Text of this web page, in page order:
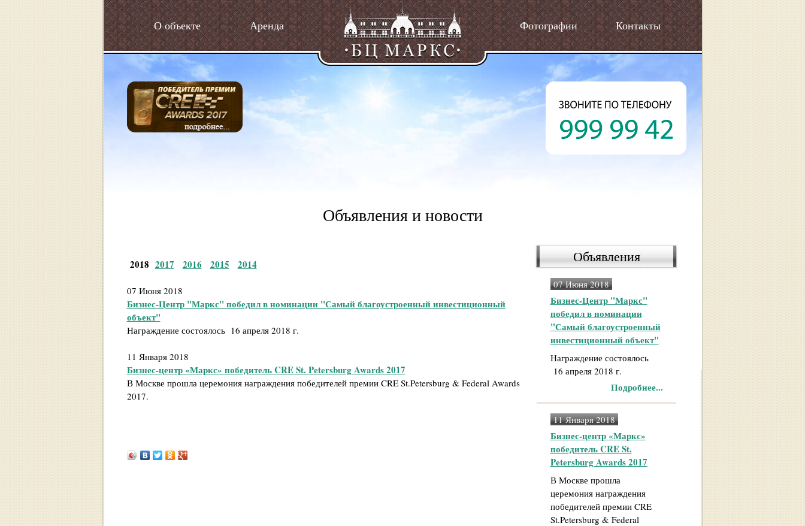
О объекте Аренда Фотографии Контакты
Объявления и новости
2018 2017 2016 2015 2014
07 Июня 2018
Бизнес-Центр "Маркс" победил в номинации "Самый благоустроенный инвестиционный
объект"
Награждение состоялось 16 апреля 2018 г.
11 Января 2018
Бизнес-центр «Маркс» победитель CRE St. Petersburg Awards 2017
В Москве прошла церемония награждения победителей премии CRE St.Petersburg & Federal Awards
2017.
Объявления
07 Июня 2018
Бизнес-Центр "Маркс"
победил в номинации
"Самый благоустроенный
инвестиционный объект"
Награждение состоялось
16 апреля 2018 г.
Подробнее...
11 Января 2018
Бизнес-центр «Маркс»
победитель CRE St.
Petersburg Awards 2017
В Москве прошла
церемония награждения
победителей премии CRE
St.Petersburg & Federal